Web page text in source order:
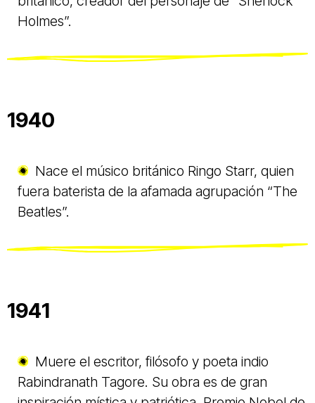
Holmes”.
1940
Nace el músico británico Ringo Starr, quien
fuera baterista de la afamada agrupación “The
Beatles”.
1941
Muere el escritor, filósofo y poeta indio
Rabindranath Tagore. Su obra es de gran